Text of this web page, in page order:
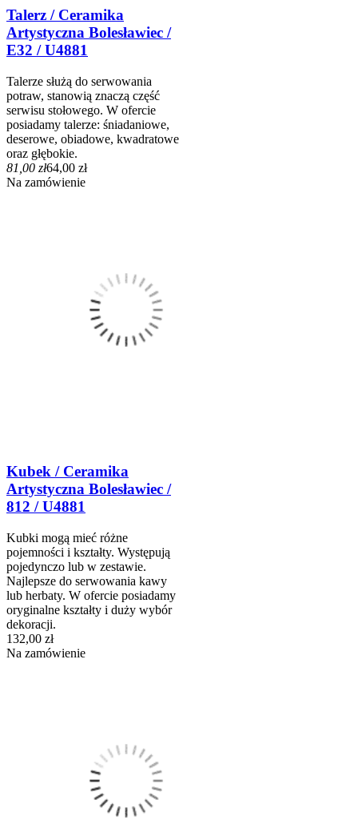
Talerz / Ceramika
Artystyczna Bolesławiec /
E32 / U4881
Talerze służą do serwowania
potraw, stanowią znaczą część
serwisu stołowego. W ofercie
posiadamy talerze: śniadaniowe,
deserowe, obiadowe, kwadratowe
oraz głębokie.
81,00 zł64,00 zł
Na zamówienie
Kubek / Ceramika
Artystyczna Bolesławiec /
812 / U4881
Kubki mogą mieć różne
pojemności i kształty. Występują
pojedynczo lub w zestawie.
Najlepsze do serwowania kawy
lub herbaty. W ofercie posiadamy
oryginalne kształty i duży wybór
dekoracji.
132,00 zł
Na zamówienie